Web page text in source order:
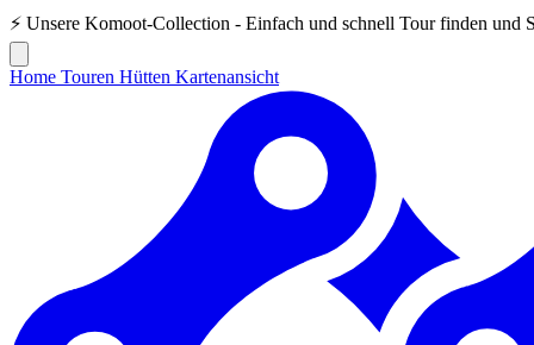
⚡ Unsere Komoot-Collection - Einfach und schnell Tour finden und
Home Touren Hütten Kartenansicht